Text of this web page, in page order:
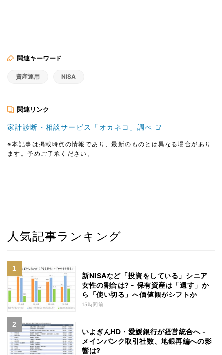
関連キーワード
資産運用 NISA
関連リンク
家計診断・相談サービス「オカネコ」調べ
※本記事は掲載時点の情報であり、最新のものとは異なる場合があり
ます。予めご了承ください。
人気記事ランキング
新NISAなど「投資をしている」シニア
女性の割合は? - 保有資産は「遺す」か
ら「使い切る」へ価値観がシフトか
15時間前
いよぎんHD・愛媛銀行が経営統合へ -
メインバンク取引社数、地銀再編への影
響は?